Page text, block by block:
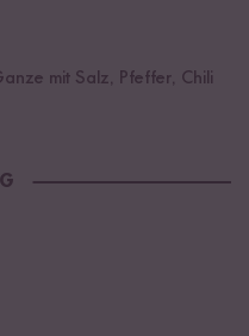
mit Salz, Pfeffer, Chili